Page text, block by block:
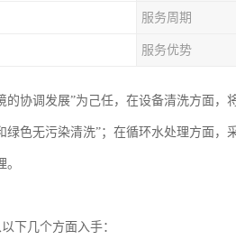
服务周期
服务优势
协调发展”为己任，在设备清洗方面
色无污染清洗”；在循环水处理方面，
下几个方面入手：